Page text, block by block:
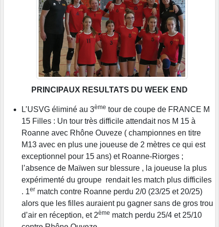
PRINCIPAUX RESULTATS DU WEEK END
L’USVG éliminé au 3ème tour de coupe de FRANCE M
15 Filles : Un tour très difficile attendait nos M 15 à
Roanne avec Rhône Ouveze ( championnes en titre
M13 avec en plus une joueuse de 2 mètres ce qui est
exceptionnel pour 15 ans) et Roanne-Riorges ;
l’absence de Maïwen sur blessure , la joueuse la plus
expérimenté du groupe rendait les match plus difficiles
. 1er match contre Roanne perdu 2/0 (23/25 et 20/25)
alors que les filles auraient pu gagner sans de gros trou
d’air en réception, et 2ème match perdu 25/4 et 25/10